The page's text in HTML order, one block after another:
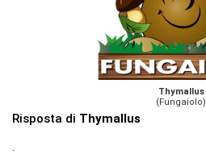
Thymallus
(Fungaiolo)
Risposta di Thymallus
.